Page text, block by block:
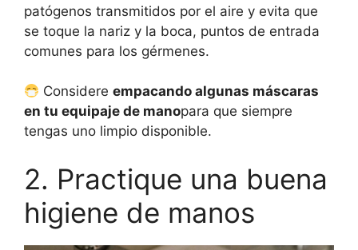
patógenos transmitidos por el aire y evita que
se toque la nariz y la boca, puntos de entrada
comunes para los gérmenes.
Considereempacando algunas máscaras
en tu equipaje de manopara que siempre
tengas uno limpio disponible.
2. Practique una buena
higiene de manos